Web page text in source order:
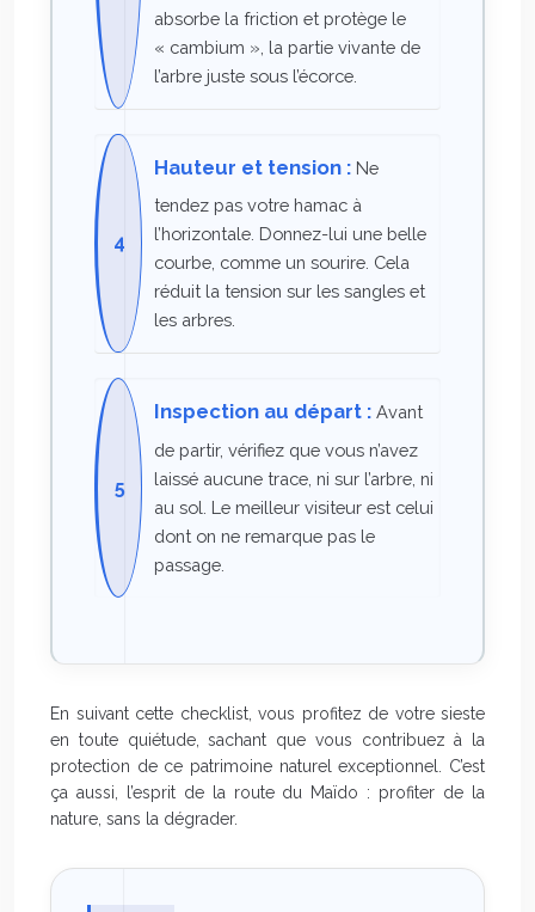
absorbe la friction et protège le
« cambium », la partie vivante de
l’arbre juste sous l’écorce.
Hauteur et tension : Ne
tendez pas votre hamac à
l’horizontale. Donnez-lui une belle
courbe, comme un sourire. Cela
réduit la tension sur les sangles et
les arbres.
Inspection au départ : Avant
de partir, vérifiez que vous n’avez
laissé aucune trace, ni sur l’arbre, ni
au sol. Le meilleur visiteur est celui
dont on ne remarque pas le
passage.
En suivant cette checklist, vous profitez de votre sieste
en toute quiétude, sachant que vous contribuez à la
protection de ce patrimoine naturel exceptionnel. C’est
ça aussi, l’esprit de la route du Maïdo : profiter de la
nature, sans la dégrader.